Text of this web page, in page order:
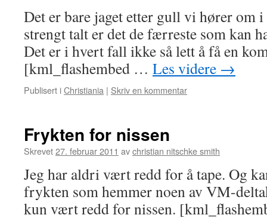
Det er bare jaget etter gull vi hører om i
strengt talt er det de færreste som kan
Det er i hvert fall ikke så lett å få en
[kml_flashembed … Les videre →
Publisert iChristiania | Skriv en kommentar
Frykten for nissen
Skrevet27. februar 2011 avchristian nitschke smith
Jeg har aldri vært redd for å tape. Og
frykten som hemmer noen av VM-
kun vært redd for nissen.